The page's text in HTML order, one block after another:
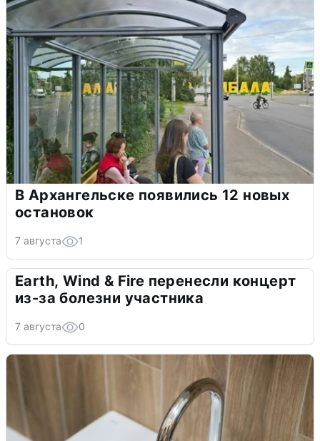
В Архангельске появились 12 новых
остановок
7 августа 1
Earth, Wind & Fire перенесли концерт
из-за болезни участника
7 августа 0